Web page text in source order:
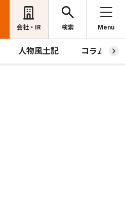
会社・IR 検索 Menu
人物風土記 コラム